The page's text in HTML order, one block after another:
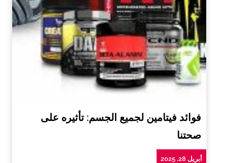
فوائد فيتامين لجميع الجسم: تأثيره على
صحتنا
أبريل 28, 2025